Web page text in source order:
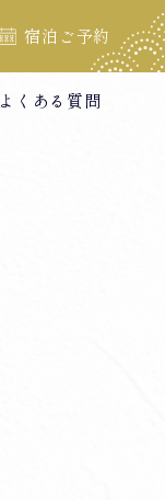
よくある質問
宿泊ご予約